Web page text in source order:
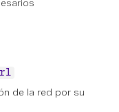
de la red por su